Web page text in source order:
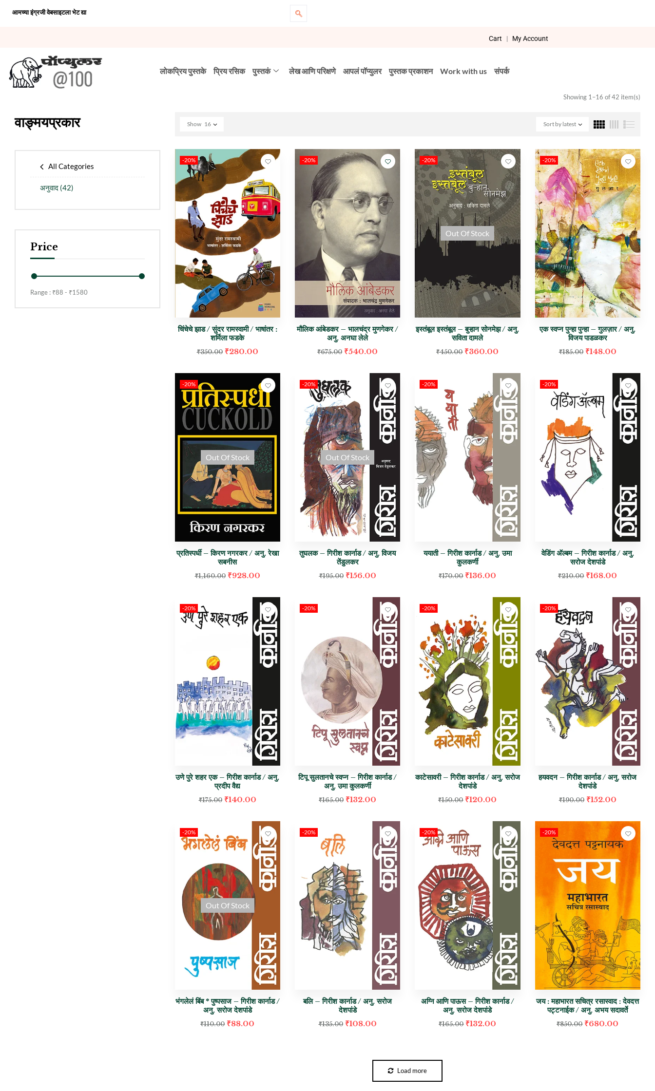
आमच्या इंग्रजी वेबसाइटला भेट द्या
Cart | My Account
लोकप्रिय पुस्तके प्रिय रसिक पुस्तकं लेख आणि परिक्षणे आपलं पॉप्युलर पुस्तक प्रकाशन Work with us संपर्क
वाङ्मयप्रकार
All Categories
अनुवाद (42)
Price
Range : ₹88 - ₹1580
Showing 1–16 of 42 item(s)
Sort by latest
Show 16
-20%
चिंचेचे झाड / सुंदर रामस्वामी / भाषांतर :
शर्मिला फडके
₹350.00 ₹280.00
-20%
मौलिक आंबेडकर – भालचंद्र मुणगेकर /
अनु. अनघा लेले
₹675.00 ₹540.00
-20%
Out Of Stock
इस्तंबूल इस्तंबूल – बुऱ्हान सोनमेझ / अनु.
सविता दामले
₹450.00 ₹360.00
-20%
एक स्वप्न पुन्हा पुन्हा – गुलज़ार / अनु.
विजय पाडळकर
₹185.00 ₹148.00
-20%
Out Of Stock
प्रतिस्पर्धी – किरण नगरकर / अनु. रेखा
सबनीस
₹1,160.00 ₹928.00
-20%
Out Of Stock
तुघलक – गिरीश कार्नाड / अनु. विजय
तेंडुलकर
₹195.00 ₹156.00
-20%
ययाती – गिरीश कार्नाड / अनु. उमा
कुलकर्णी
₹170.00 ₹136.00
-20%
वेडिंग अ‍ॅल्बम – गिरीश कार्नाड / अनु.
सरोज देशपांडे
₹210.00 ₹168.00
-20%
उणे पुरे शहर एक – गिरीश कार्नाड / अनु.
प्रदीप वैद्य
₹175.00 ₹140.00
-20%
टिपू सुलतानचे स्वप्न – गिरीश कार्नाड /
अनु. उमा कुलकर्णी
₹165.00 ₹132.00
-20%
काटेसावरी – गिरीश कार्नाड / अनु. सरोज
देशपांडे
₹150.00 ₹120.00
-20%
हयवदन – गिरीश कार्नाड / अनु. सरोज
देशपांडे
₹190.00 ₹152.00
-20%
Out Of Stock
भंगलेलं बिंब * पुष्पसाज – गिरीश कार्नाड /
अनु. सरोज देशपांडे
₹110.00 ₹88.00
-20%
बलि – गिरीश कार्नाड / अनु. सरोज
देशपांडे
₹135.00 ₹108.00
-20%
अग्नि आणि पाऊस – गिरीश कार्नाड /
अनु. सरोज देशपांडे
₹165.00 ₹132.00
-20%
जय : महाभारत सचित्र रसास्वाद : देवदत्त
पट्टनाईक / अनु. अभय सदावर्ते
₹850.00 ₹680.00
Load more